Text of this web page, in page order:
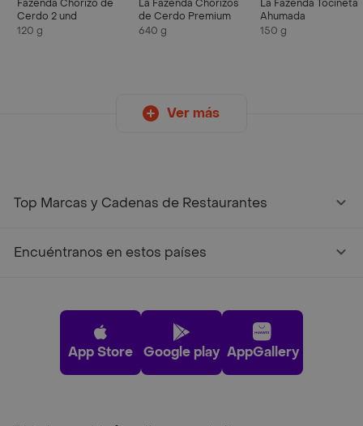
Fazenda Chorizo de
Cerdo 2 und
120 g
La Fazenda Chorizos
de Cerdo Premium
640 g
La Fazenda Tocineta
Ahumada
150 g
Ver más
Top Marcas y Cadenas de Restaurantes
Encuéntranos en estos países
App Store Google play AppGallery